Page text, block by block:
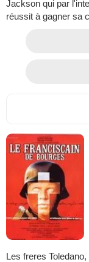
Jackson qui par
réussit à gagner sa
Les freres